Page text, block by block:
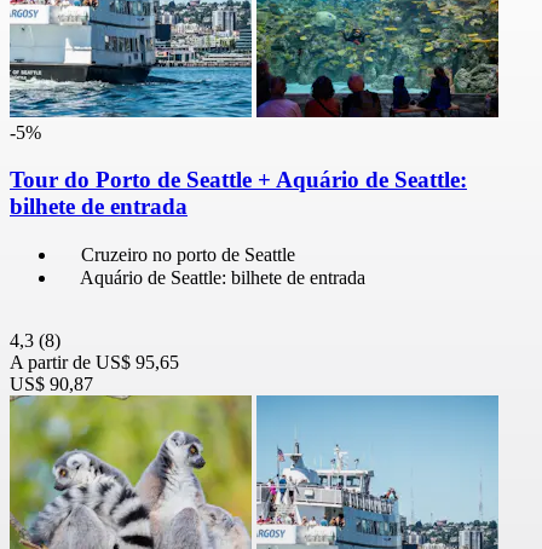
-5%
Tour do Porto de Seattle + Aquário de Seattle:
bilhete de entrada
Cruzeiro no porto de Seattle
Aquário de Seattle: bilhete de entrada
4,3 (8)
A partir de US$ 95,65
US$ 90,87